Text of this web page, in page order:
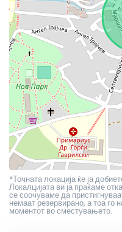
*Точната локација ќе ја
Локалцијата ви ја праќаме
се соочуваме да
немаат резервирано, а тоа го
моментот во сместувањето.